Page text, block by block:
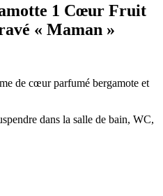
1 Cœur Fruit
« Maman »
de cœur parfumé bergamote et
dans la salle de bain, WC,